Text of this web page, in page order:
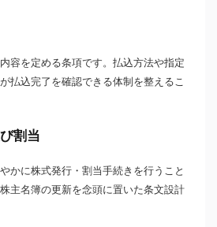
容を定める条項です。払込方法や指定
払込完了を確認できる体制を整えるこ
割当
かに株式発行・割当手続きを行うこと
主名簿の更新を念頭に置いた条文設計